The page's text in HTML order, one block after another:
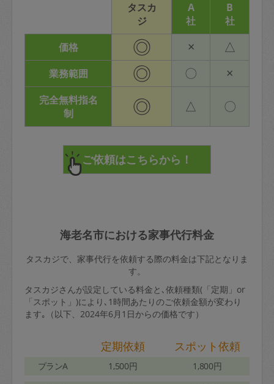
タスカ
ジ
A
社
B
社
価格
◎ × △
業務範囲 ◎ 〇 ×
完全無料指名
制
◎ △ 〇
海老名市における家事代行料金
タスカジで、家事代行を依頼する際の料金は下記となりま
す。
タスカジさんが設定している料金と､依頼種類(「定期」or
「スポット」)により､1時間あたりのご依頼金額が変わり
ます｡（以下、2024年6月1日からの価格です）
定期依頼 スポット依頼
プランA 1,500円 1,800円